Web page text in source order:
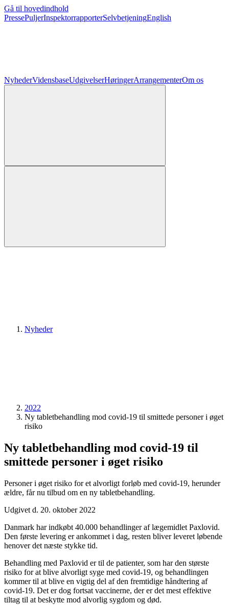
Gå til hovedindhold
PressePuljerInspektorrapporterSelvbetjeningEnglish
NyhederVidensbaseUdgivelserHøringerArrangementerOm os
Nyheder
2022
Ny tabletbehandling mod covid-19 til smittede personer i øget
risiko
Ny tabletbehandling mod covid-19 til
smittede personer i øget risiko
Personer i øget risiko for et alvorligt forløb med covid-19, herunder
ældre, får nu tilbud om en ny tabletbehandling.
Udgivet d. 20. oktober 2022
Danmark har indkøbt 40.000 behandlinger af lægemidlet Paxlovid.
Den første levering er ankommet i dag, resten bliver leveret løbende
henover det næste stykke tid.
Behandling med Paxlovid er til de patienter, som har den største
risiko for at blive alvorligt syge med covid-19, og behandlingen
kommer til at blive en vigtig del af den fremtidige håndtering af
covid-19. Det er dog fortsat vaccinerne, der er det mest effektive
tiltag til at beskytte mod alvorlig sygdom og død.